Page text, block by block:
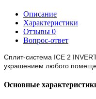
Описание
Характеристики
Отзывы 0
Вопрос-ответ
Сплит-система ICE 2
украшением любого
Основные